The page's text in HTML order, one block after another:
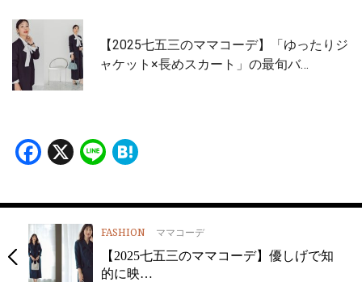
【2025七五三のママコーデ】「ゆったりジ
ャケット×長めスカート」の最旬バ…
Facebook
X Line
FASHION ママコーデ
【2025七五三のママコーデ】優しげで知
的に映…